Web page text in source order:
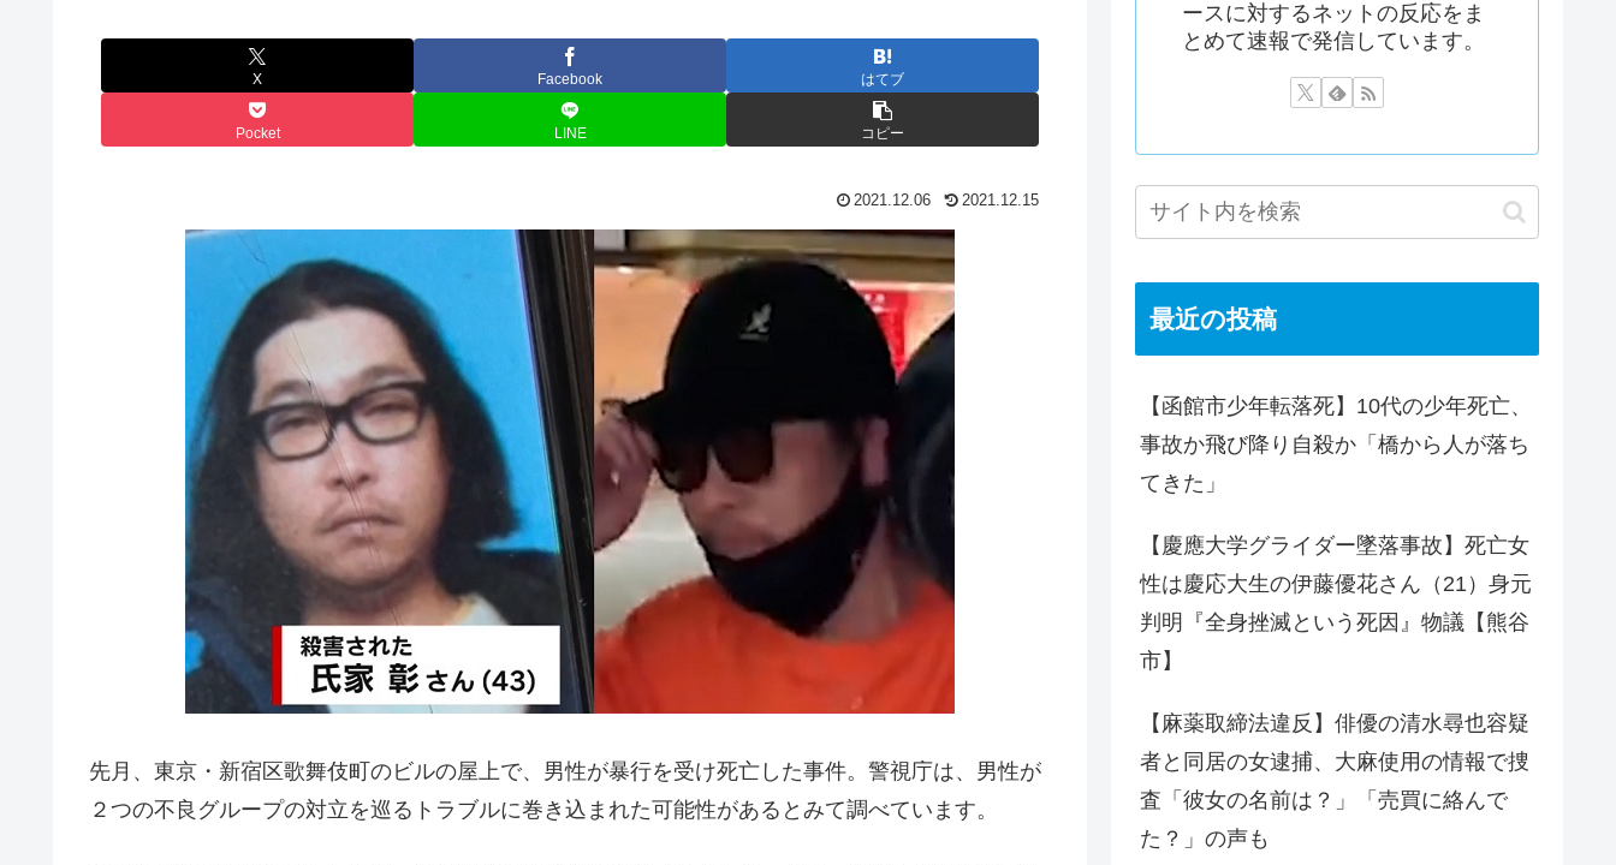
X Facebook はてブ
Pocket LINE コピー
2021.12.06 2021.12.15
先月、東京・新宿区歌舞伎町のビルの屋上で、男性が暴行を受け死亡した事件。警視庁は、男性が
２つの不良グループの対立を巡るトラブルに巻き込まれた可能性があるとみて調べています。
ースに対するネットの反応をま
とめて速報で発信しています。
最近の投稿
【函館市少年転落死】10代の少年死亡、
事故か飛び降り自殺か「橋から人が落ち
てきた」
【慶應大学グライダー墜落事故】死亡女
性は慶応大生の伊藤優花さん（21）身元
判明『全身挫滅という死因』物議【熊谷
市】
【麻薬取締法違反】俳優の清水尋也容疑
者と同居の女逮捕、大麻使用の情報で捜
査「彼女の名前は？」「売買に絡んで
た？」の声も